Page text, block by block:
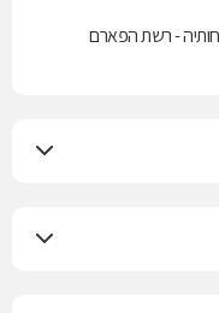
- רשת הפארם